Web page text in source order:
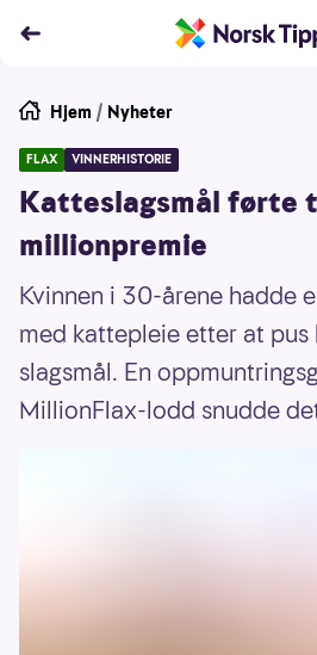
Hjem / Nyheter
FLAX VINNERHISTORIE
Katteslagsmål førte
millionpremie
Kvinnen i 30-årene hadde
med kattepleie etter at pus
slagsmål. En
MillionFlax-lodd snudde